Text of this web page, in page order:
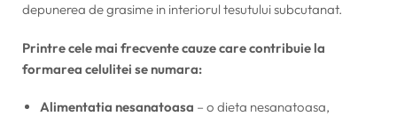
depunerea de grasime in interiorul tesutului subcutanat.
Printre cele mai frecvente cauze care contribuie la
formarea celulitei se numara:
Alimentatia nesanatoasa – o dieta nesanatoasa,